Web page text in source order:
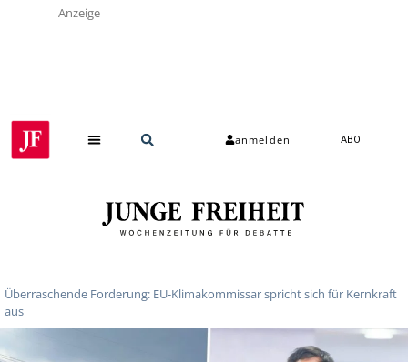
Anzeige
anmelden ABO
Überraschende Forderung: EU-Klimakommissar spricht sich für Kernkraft
aus